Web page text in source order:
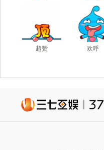
超赞 欢呼